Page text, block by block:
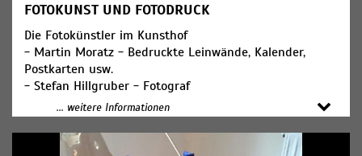
FOTOKUNST UND FOTODRUCK
Die Fotokünstler im Kunsthof
- Martin Moratz - Bedruckte Leinwände, Kalender,
Postkarten usw.
- Stefan Hillgruber - Fotograf
- Lieven Vandekerckhove - Lithografien
... weitere Informationen